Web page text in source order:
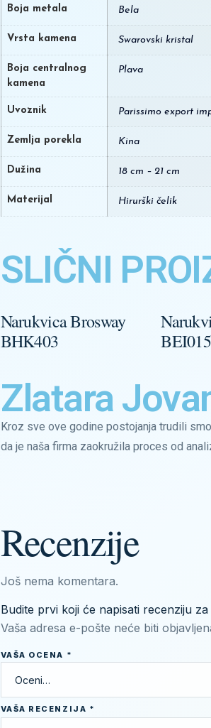
Boja metala Bela
Vrsta kamena Swarovski kristal
Boja centralnog
kamena
Plava
Uvoznik Parissimo export
Zemlja porekla Kina
Dužina 18 cm – 21 cm
Materijal Hirurški čelik
SLIČNI
Narukvica Brosway
BHK403
Zlatara
Kroz sve ove godine postojanja trudili
da je naša firma zaokružila proces od
Recenzije
Još nema komentara.
Budite prvi koji će napisati recenziju
Vaša adresa e-pošte neće biti
VAŠA OCENA *
VAŠA RECENZIJA *